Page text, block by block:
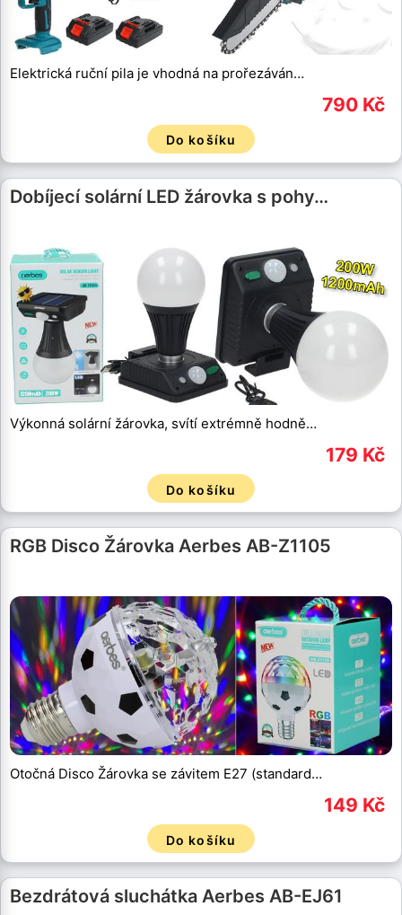
Elektrická ruční pila je vhodná na prořezáván…
790 Kč
Do košíku
Dobíjecí solární LED žárovka s pohy…
Výkonná solární žárovka, svítí extrémně hodně…
179 Kč
Do košíku
RGB Disco Žárovka Aerbes AB-Z1105
Otočná Disco Žárovka se závitem E27 (standard…
149 Kč
Do košíku
Bezdrátová sluchátka Aerbes AB-EJ61